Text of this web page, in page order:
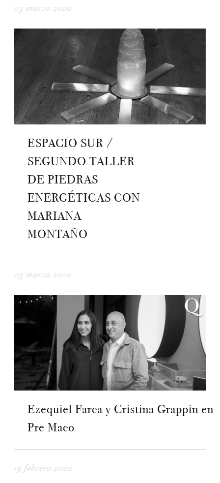
03 marzo 2020
ESPACIO SUR /
SEGUNDO TALLER
DE PIEDRAS
ENERGÉTICAS CON
MARIANA
MONTAÑO
03 marzo 2020
Ezequiel Farca y Cristina Grappin en
Pre Maco
19 febrero 2020